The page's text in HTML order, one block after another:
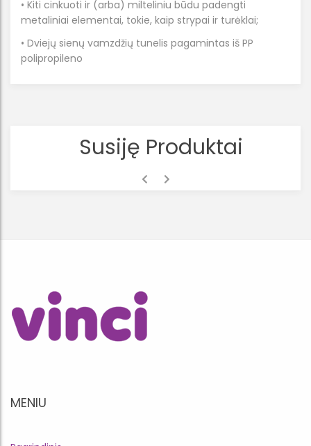
• Kiti cinkuoti ir (arba) milteliniu būdu padengti
metaliniai elementai, tokie, kaip strypai ir turėklai;
• Dviejų sienų vamzdžių tunelis pagamintas iš PP
polipropileno
Susiję Produktai
MENIU